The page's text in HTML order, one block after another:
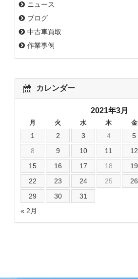
ニュース
ブログ
中古車買取
作業事例
カレンダー
2021年3月
月 火 水 木 金
« 2月
1 2 3 4 5
8
9 10 11 12
15
16 17 18 19
22
23 24 25 26
29
30 31